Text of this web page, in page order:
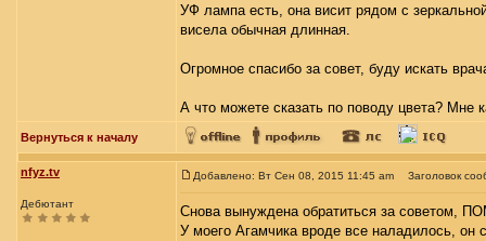
УФ лампа есть, она висит рядом с
висела обычная длинная.
Огромное спасибо за совет, буду искать
А что можете сказать по поводу цвета? Мне
Вернуться к началу
nfyz.tv
Дебютант
Добавлено: Вт Сен 08, 2015 11:45 am Заголовок
Снова вынуждена обратиться за
У моего Агамчика вроде все наладилось, он